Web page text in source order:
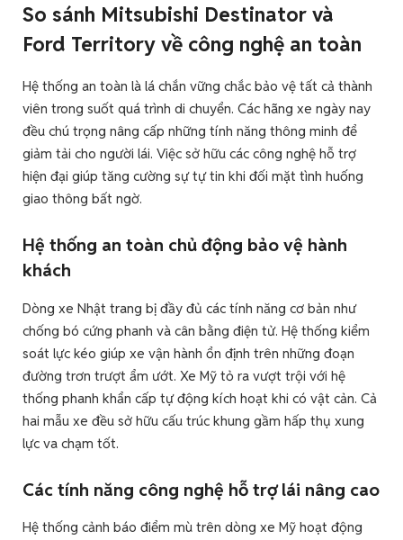
So sánh Mitsubishi Destinator và
Ford Territory về công nghệ an toàn
Hệ thống an toàn là lá chắn vững chắc bảo vệ tất cả thành
viên trong suốt quá trình di chuyển. Các hãng xe ngày nay
đều chú trọng nâng cấp những tính năng thông minh để
giảm tải cho người lái. Việc sở hữu các công nghệ hỗ trợ
hiện đại giúp tăng cường sự tự tin khi đối mặt tình huống
giao thông bất ngờ.
Hệ thống an toàn chủ động bảo vệ hành
khách
Dòng xe Nhật trang bị đầy đủ các tính năng cơ bản như
chống bó cứng phanh và cân bằng điện tử. Hệ thống kiểm
soát lực kéo giúp xe vận hành ổn định trên những đoạn
đường trơn trượt ẩm ướt. Xe Mỹ tỏ ra vượt trội với hệ
thống phanh khẩn cấp tự động kích hoạt khi có vật cản. Cả
hai mẫu xe đều sở hữu cấu trúc khung gầm hấp thụ xung
lực va chạm tốt.
Các tính năng công nghệ hỗ trợ lái nâng cao
Hệ thống cảnh báo điểm mù trên dòng xe Mỹ hoạt động